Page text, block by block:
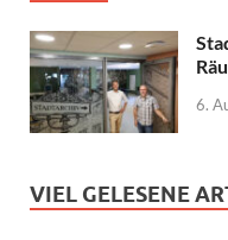
6.
VIEL GELESENE